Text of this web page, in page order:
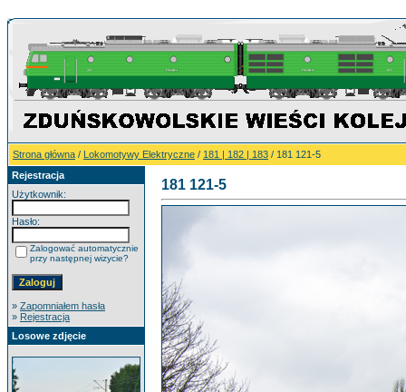
Strona główna / Lokomotywy Elektryczne / 181 | 182 | 183 / 181 121-5
Rejestracja
Użytkownik:
Hasło:
Zalogować automatycznie
przy następnej wizycie?
» Zapomniałem hasła
» Rejestracja
Losowe zdjęcie
181 121-5